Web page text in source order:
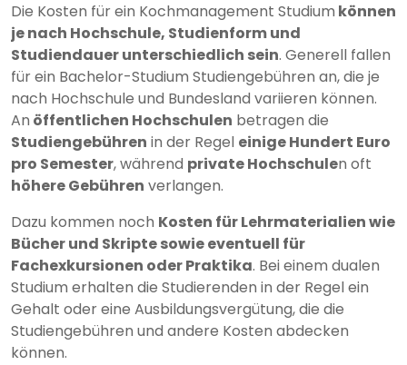
Die Kosten für ein Kochmanagement Studium können
je nach Hochschule, Studienform und
Studiendauer unterschiedlich sein. Generell fallen
für ein Bachelor-Studium Studiengebühren an, die je
nach Hochschule und Bundesland variieren können.
An öffentlichen Hochschulen betragen die
Studiengebühren in der Regel einige Hundert Euro
pro Semester, während private Hochschulen oft
höhere Gebühren verlangen.
Dazu kommen noch Kosten für Lehrmaterialien wie
Bücher und Skripte sowie eventuell für
Fachexkursionen oder Praktika. Bei einem dualen
Studium erhalten die Studierenden in der Regel ein
Gehalt oder eine Ausbildungsvergütung, die die
Studiengebühren und andere Kosten abdecken
können.